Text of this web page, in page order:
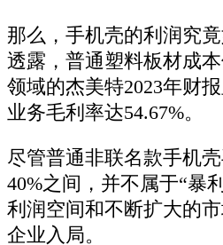
那么，手机壳的利润究
透露，普通塑料板材成
领域的杰美特2023年财
业务毛利率达54.67%。
尽管普通非联名款手机
40%之间，并不属于“暴
利润空间和不断扩大的
企业入局。